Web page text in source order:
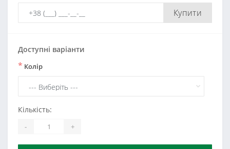
Купити
Доступні варіанти
* Колір
Кількість:
- +